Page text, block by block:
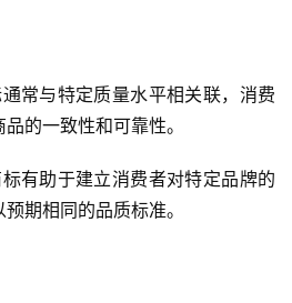
常与特定质量水平相关联，消费
的一致性和可靠性。
有助于建立消费者对特定品牌的
期相同的品质标准。